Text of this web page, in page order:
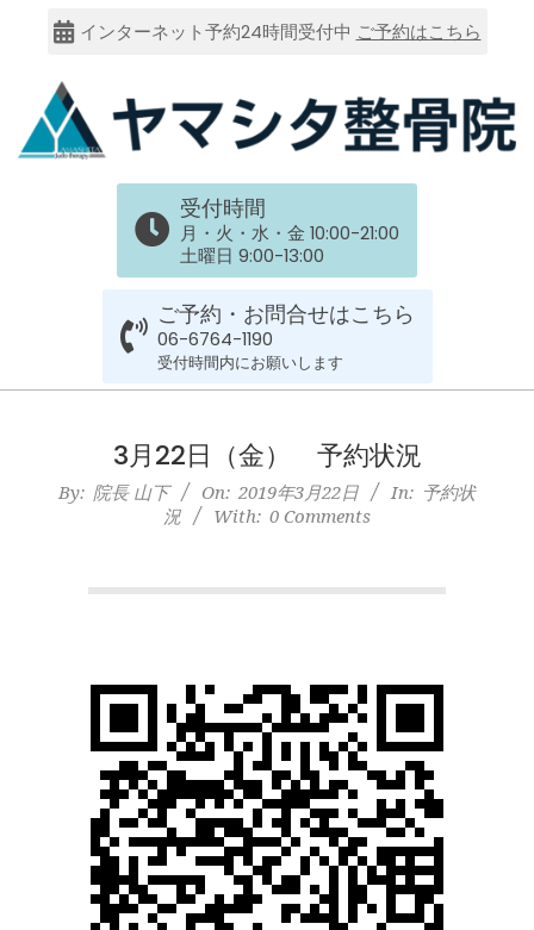
content
インターネット予約24時間受付中 ご予約はこちら
大
谷
上
受付時間
月・火・水・金 10:00-21:00
土曜日 9:00-13:00
ご予約・お問合せはこちら
06-6764-1190
受付時間内にお願いします
3月22日（金） 予約状況
By: 院長 山下 On: 2019年3月22日 In: 予約状
況
With: 0 Comments